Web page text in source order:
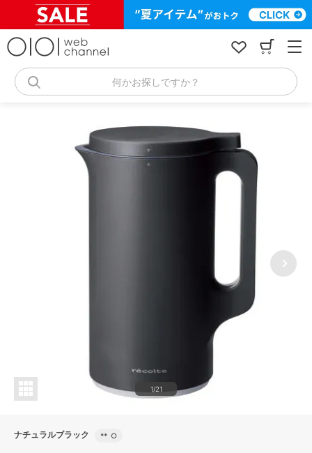
何かお探しですか？
1/21
ナチュラルブラック ** ○